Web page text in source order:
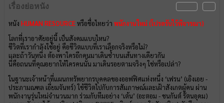
เรื่องย่อหนัง
หนัง HUMAN RESOURCEหรือชื่อไทยว่า พนักงานใหม่ (โปรดรับไว้พิจารณา)
โลกที่เราอาศัยอยู่นี้ เป็นสังคมแบบไหน?
ชีวิตที่เรากำลังใช้อยู่ คือชีวิตแบบที่เราเลือกจริงหรือไม่?
และถ้าวันหนึ่ง ต้องพาใครอีกคนมาเดินซ้ำบนเส้นทางเดียวกัน
นี่คือถนนที่คุณอยากให้ใครคนนั้น มาเดินรอยตามจริงๆ ใช่หรือเปล่า?
ในฐานะเจ้าหน้าที่แผนกทรัพยากรบุคคลของออฟฟิศแห่งหนึ่ง ‘เฟรน’ (เอิงเอย -
ประภามณฑล เอี่ยมจันทร์) ใช้ชีวิตไปกับการสัมภาษณ์และเฝ้าสังเกตผู้คน ผ่าน
พนักงานรุ่นใหม่จำนวนมาก ร่วมกับทีมอย่าง ‘เต้น’ (อะตอม - ชนกันต์ รัตนอุดม)